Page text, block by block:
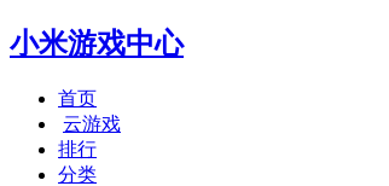
小米游戏中心
首页
云游戏
排行
分类